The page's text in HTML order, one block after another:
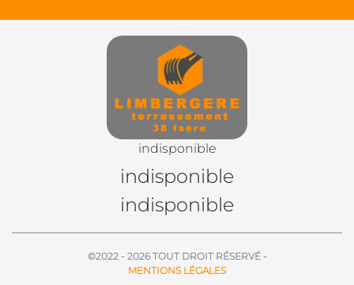
indisponible
indisponible
indisponible
©2022 - 2026 TOUT DROIT RÉSERVÉ -
MENTIONS LÉGALES